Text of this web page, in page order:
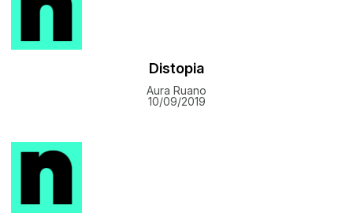
Distopia
Aura Ruano
10/09/2019